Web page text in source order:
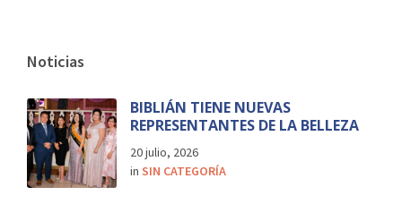
Noticias
BIBLIÁN TIENE NUEVAS
REPRESENTANTES DE LA BELLEZA
20 julio, 2026
in SIN CATEGORÍA